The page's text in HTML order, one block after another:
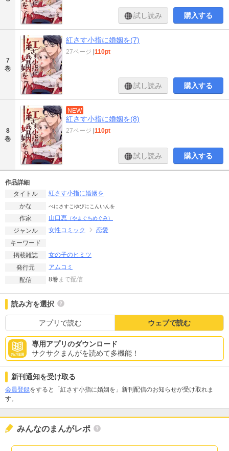
試し読み 購入する
7
巻
紅さす小指に婚姻を(7)
27ページ |110pt
試し読み 購入する
8
巻
NEW
紅さす小指に婚姻を(8)
27ページ |110pt
試し読み 購入する
作品詳細
タイトル
紅さす小指に婚姻を
かな
べにさすこゆびにこんいんを
作家 山口恵 （やまぐちめぐみ）
ジャンル 女性コミック
恋愛
キーワード
掲載雑誌
女の子のヒミツ
発行元
アムコミ
配信
8巻 まで配信
読み方を選択
アプリで読む ウェブで読む
専用アプリのダウンロード
サクサクまんがを読めて多機能！
新刊通知を受け取る
会員登録をすると「紅さす小指に婚姻を」新刊配信のお知らせが受け取れま
す。
みんなのまんがレポ